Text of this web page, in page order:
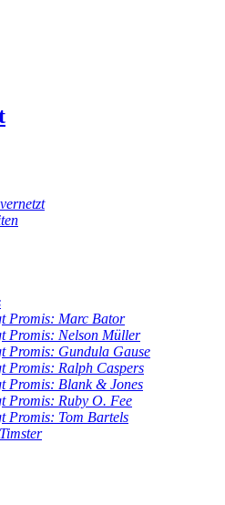
Promis: Marc Bator
Promis: Nelson Müller
Promis: Gundula Gause
Promis: Ralph Caspers
Promis: Blank & Jones
Promis: Ruby O. Fee
Promis: Tom Bartels